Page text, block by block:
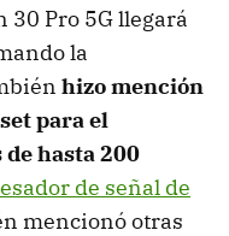
30 Pro 5G llegará
la
hizo mención
para el
hasta 200
de señal de
mencionó otras